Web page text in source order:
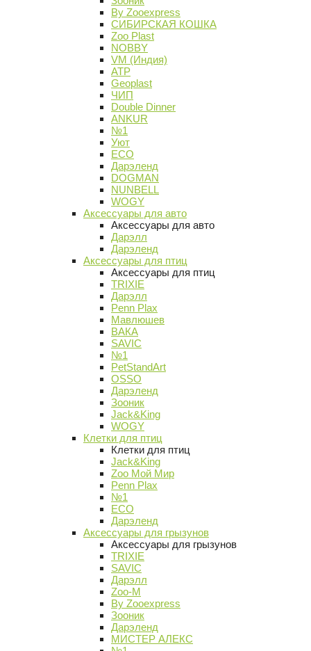
By Zooexpress
СИБИРСКАЯ КОШКА
Zoo Plast
NOBBY
VM (Индия)
АТР
Geoplast
ЧИП
Double Dinner
ANKUR
№1
Уют
ECO
Дарэленд
DOGMAN
NUNBELL
WOGY
Аксессуары для авто
Аксессуары для авто
Дарэлл
Дарэленд
Аксессуары для птиц
Аксессуары для птиц
TRIXIE
Дарэлл
Penn Plax
Мавлюшев
ВАКА
SAVIC
№1
PetStandArt
OSSO
Дарэленд
Зооник
Jack&King
WOGY
Клетки для птиц
Клетки для птиц
Jack&King
Zoo Мой Мир
Penn Plax
№1
ECO
Дарэленд
Аксессуары для грызунов
Аксессуары для грызунов
TRIXIE
SAVIC
Дарэлл
Zoo-M
By Zooexpress
Зооник
Дарэленд
МИСТЕР АЛЕКС